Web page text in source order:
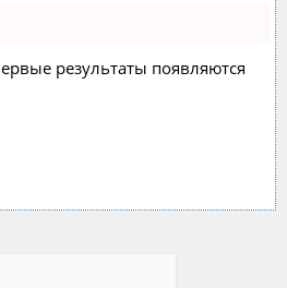
результаты появляются